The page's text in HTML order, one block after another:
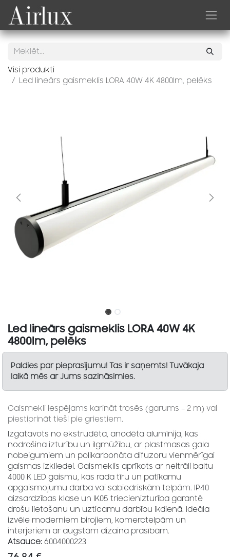
Skip to Content
Visi produkti
Led lineārs gaismeklis LORA 40W 4K 4800lm, pelēks
Led lineārs gaismeklis LORA 40W 4K
4800lm, pelēks
Paldies par pieprasījumu! Tas ir saņemts! Tuvākaja
laikā mēs ar Jums sazināsimies.
Gaismekli iespējams karināt trosēs (garums – 2 m) vai
piestiprināt tieši pie griestiem.
Izgatavots no ekstrudēta, anodēta alumīnija, kas
nodrošina izturību un ilgmūžību, ar plastmasas gala
nobeigumiem un polikarbonāta difuzoru vienmērīgai
gaismas izkliedei. Gaismeklis aprīkots ar neitrāli baltu
4000 K LED gaismu, kas rada tīru un patīkamu
apgaismojumu darba vai sabiedriskām telpām. IP40
aizsardzības klase un IK05 triecienizturība garantē
drošu lietošanu un uzticamu darbību ikdienā. Ideāla
izvēle moderniem birojiem, komerctelpām un
interjeriem ar augstām dizaina prasībām.
Atsauce: 6004000223